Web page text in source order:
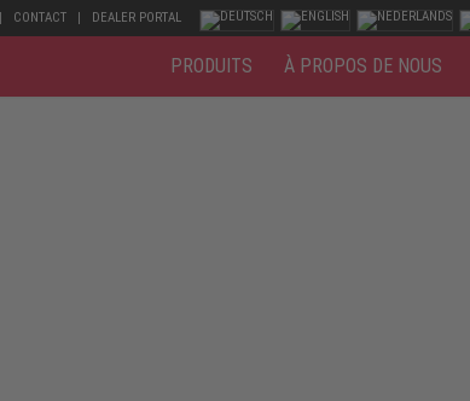
CONTACT DEALER PORTAL
PRODUITS À PROPOS DE NOUS